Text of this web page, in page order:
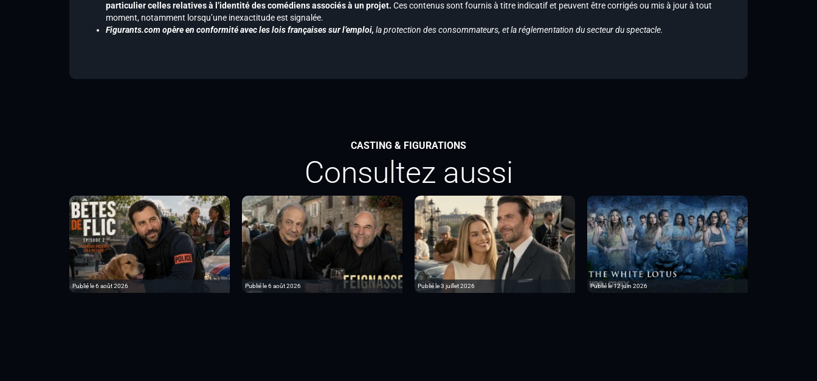
particulier celles relatives à l’identité des comédiens associés à un projet. Ces contenus sont fournis à titre indicatif et peuvent être corrigés ou mis à jour à tout
moment, notamment lorsqu’une inexactitude est signalée.
Figurants.com opère en conformité avec les lois françaises sur l’emploi, la protection des consommateurs, et la réglementation du secteur du spectacle.
CASTING & FIGURATIONS
Consultez aussi
Publié le 6 août 2026 Publié le 6 août 2026 Publié le 3 juillet 2026 Publié le 12 juin 2026